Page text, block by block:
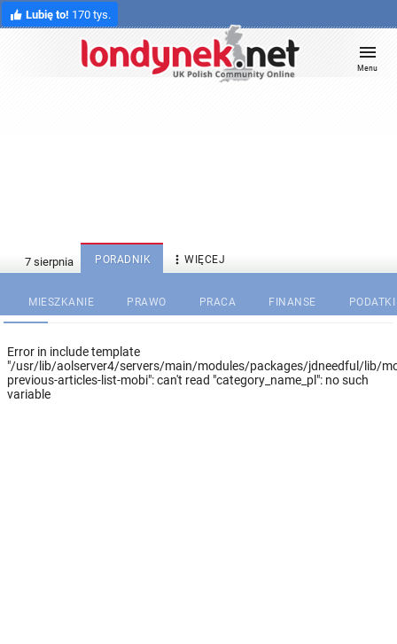
Lubię to! 170 tys.
Menu
PORADNIK  WIĘCEJ
MIESZKANIE PRAWO PRACA FINANSE PODATKI
Error in include template
"/usr/lib/aolserver4/servers/main/modules/packages/jdneedful/lib/
previous-articles-list-mobi": can't read "category_name_pl": no such
variable